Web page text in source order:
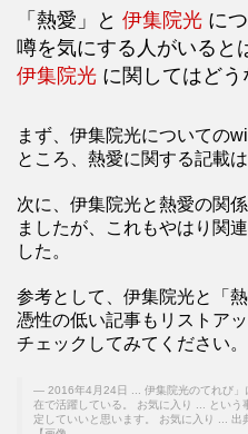
「熱愛」と 伊集院光 に
噂を気にする人がいると
伊集院光 に関してはどう
まず、伊集院光についての
ところ、熱愛に関する記載
次に、伊集院光と熱愛の関
ましたが、これもやはり関
した。
参考として、伊集院光と「
憑性の低い記事もリストア
チェックしてみてください。
2016年4月24日 ... 伊集院光のてれび」
在で活躍している。 お気に入り ... とい
定していいと思います。 お気に入り ...